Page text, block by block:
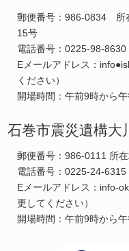
郵便番号：986-0834 所
15号
電話番号：0225-98-
Eメールアドレス：
ください）
開場時間：午前9時から
石巻市震災遺構大
郵便番号：986-0111 所
電話番号：0225-24-
Eメールアドレス：info-
更してください）
開場時間：午前9時から